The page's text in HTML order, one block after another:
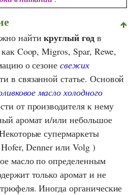
найтикруглый годв
Coop,Migros, Spar, Rewe,
о сезонесвежих
в связанной статье. Основой
масло холодного
от производителя к нему
аромат и/или небольшое
супермаркеты
Hofer,Denner или Volg)
масло по определенным
только аромат и не
Иногда органические